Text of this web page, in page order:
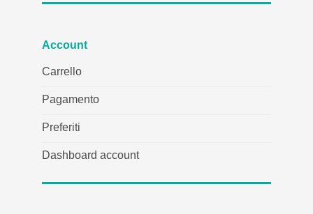
Account
Carrello
Pagamento
Preferiti
Dashboard account